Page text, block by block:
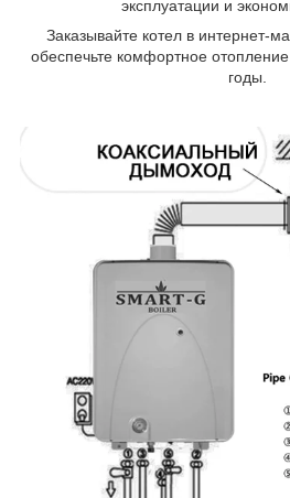
эксплуатации и
Заказывайте котел в интернет-
обеспечьте комфортное
годы.